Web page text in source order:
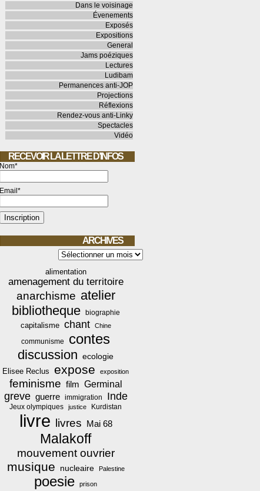
Dans le voisinage
Évenements
Exposés
Expositions
General
Jams poéziques
Lectures
Ludibam
Permanences anti-JOP
Projections
Réflexions
Rendez-vous anti-Linky
Spectacles
Vidéo
RECEVOIR LA LETTRE D’INFOS
Nom*
Email*
ARCHIVES
alimentation
amenagement du territoire
anarchisme atelier
bibliotheque
biographie
capitalisme chant Chine
communisme contes
discussion ecologie
Elisee Reclus expose exposition
feminisme film Germinal
greve guerre immigration Inde
Jeux olympiques justice Kurdistan
livre livres Mai 68
Malakoff
mouvement ouvrier
musique nucleaire Palestine
poesie prison